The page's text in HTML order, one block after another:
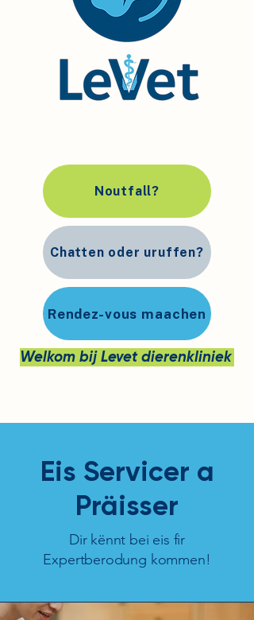
Noutfall?
Welkom bij Levet dierenkliniek bv
Chatten oder uruffen?
Rendez-vous maachen
Eis Servicer a
Präisser
Dir kënnt bei eis fir
Expertberodung kommen!